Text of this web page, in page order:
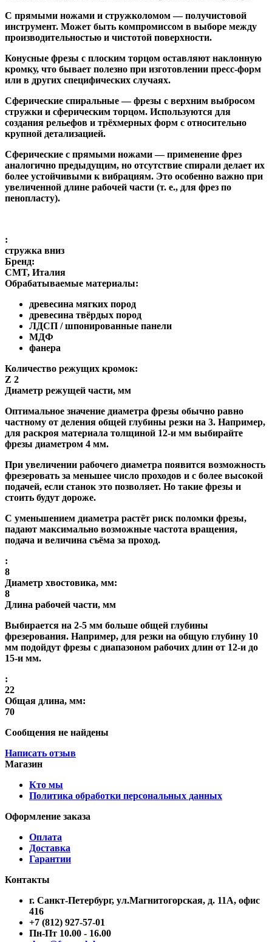
С прямыми ножами и стружколомом— получистовой
инструмент. Может быть компромиссом в выборе между
производительностью и чистотой поверхности.
Конусные фрезы с плоским торцом оставляют наклонную
кромку, что бывает полезно при изготовлении пресс-форм
или в других специфических случаях.
Сферические спиральные— фрезы с верхним выбросом
стружки и сферическим торцом. Используются для
создания рельефов и трёхмерных форм с относительно
крупной детализацией.
Сферические с прямыми ножами— применение фрез
аналогично предыдущим, но отсутствие спирали делает их
более устойчивыми к вибрациям. Это особенно важно при
увеличенной длине рабочей части (т. е., для фрез по
пенопласту).
:
стружка вниз
Бренд:
CMT, Италия
Обрабатываемые материалы:
древесина мягких пород
древесина твёрдых пород
ЛДСП / шпонированные панели
МДФ
фанера
Количество режущих кромок:
Z 2
Диаметр режущей части, мм
Оптимальное значение диаметра фрезы обычно равно
частному от деления общей глубины резки на 3. Например,
для раскроя материала толщиной 12-и мм выбирайте
фрезы диаметром 4 мм.
При увеличении рабочего диаметра появится возможность
фрезеровать за меньшее число проходов и с более высокой
подачей, если станок это позволяет. Но такие фрезы и
стоить будут дороже.
С уменьшением диаметра растёт риск поломки фрезы,
падают максимально возможные частота вращения,
подача и величина съёма за проход.
:
8
Диаметр хвостовика, мм:
8
Длина рабочей части, мм
Выбирается на 2-5 мм больше общей глубины
фрезерования. Например, для резки на общую глубину 10
мм подойдут фрезы с диапазоном рабочих длин от 12-и до
15-и мм.
:
22
Общая длина, мм:
70
Сообщения не найдены
Написать отзыв
Магазин
Кто мы
Политика обработки персональных данных
Оформление заказа
Оплата
Доставка
Гарантии
Контакты
г. Санкт-Петербург, ул.Магнитогорская, д. 11А, офис
416
+7 (812) 927-57-01
Пн-Пт 10.00 - 16.00